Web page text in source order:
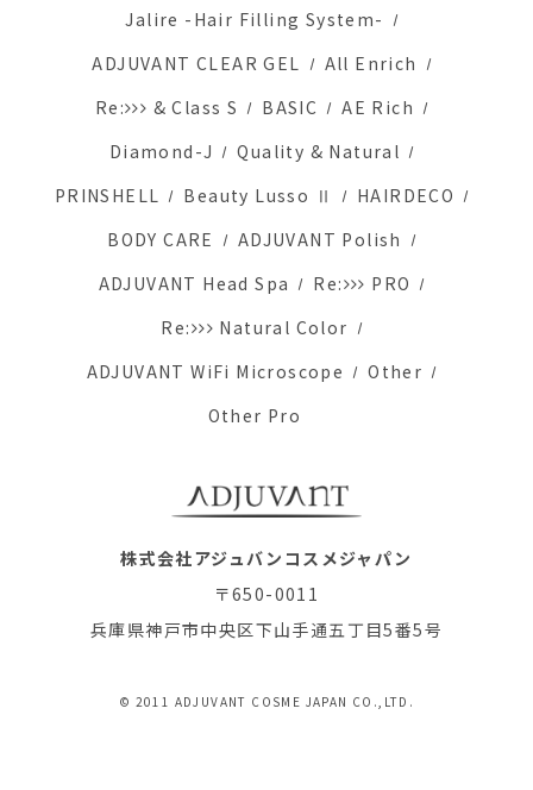
株式会社アジュバンコスメジャパン
〒650-0011
兵庫県神戸市中央区下山手通五丁目5番5号
Jalire -Hair Filling System-
ADJUVANT CLEAR GEL
All Enrich
Re:
& Class S BASIC
AE Rich
Diamond-J
Quality & Natural
PRINSHELL
Beauty Lusso Ⅱ
HAIRDECO
BODY CARE
ADJUVANT Polish
ADJUVANT Head Spa
Re:
PRO
Re:
Natural Color
ADJUVANT WiFi Microscope
Other
Other Pro
© 2011 ADJUVANT COSME JAPAN CO.,LTD.